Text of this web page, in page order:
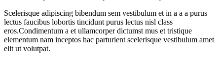
Scelerisque adipiscing bibendum sem vestibulum et in a a a purus
lectus faucibus lobortis tincidunt purus lectus nisl class
eros.Condimentum a et ullamcorper dictumst mus et tristique
elementum nam inceptos hac parturient scelerisque vestibulum amet
elit ut volutpat.